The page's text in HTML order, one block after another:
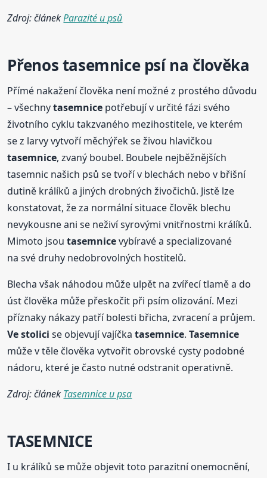
Zdroj: článekParazité u psů
Přenostasemnicepsí na člověka
Přímé nakažení člověka není možné z prostého důvodu
– všechnytasemnice potřebují v určité fázi svého
životního cyklu takzvaného mezihostitele, ve kterém
se z larvy vytvoří měchýřek se živou hlavičkou
tasemnice, zvaný boubel. Boubele nejběžnějších
tasemnic našich psů se tvoří v blechách nebo v břišní
dutině králíků a jiných drobných živočichů. Jistě lze
konstatovat, že za normální situace člověk blechu
nevykousne ani se neživí syrovými vnitřnostmi králíků.
Mimoto jsoutasemnicevybíravé a specializované
na své druhy nedobrovolných hostitelů.
Blecha však náhodou může ulpět na zvířecí tlamě a do
úst člověka může přeskočit při psím olizování. Mezi
příznaky nákazy patří bolesti břicha, zvracení a průjem.
Ve stolici se objevují vajíčkatasemnice.Tasemnice
může v těle člověka vytvořit obrovské cysty podobné
nádoru, které je často nutné odstranit operativně.
Zdroj: článek Tasemnice u psa
TASEMNICE
I u králíků se může objevit toto parazitní onemocnění,